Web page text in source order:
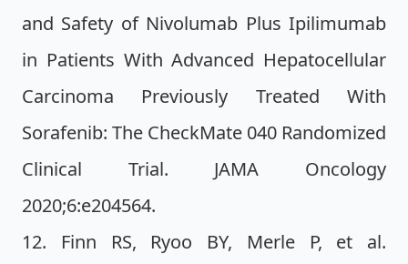
and Safety of Nivolumab Plus Ipilimumab
in Patients With Advanced Hepatocellular
Carcinoma Previously Treated With
Sorafenib: The CheckMate 040 Randomized
Clinical Trial. JAMA Oncology
2020;6:e204564.
12. Finn RS, Ryoo BY, Merle P, et al.